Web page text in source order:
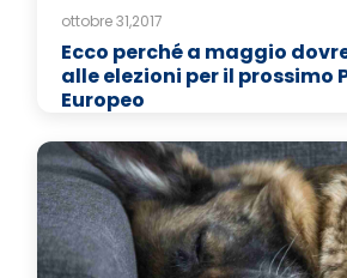
ottobre 31,2017
Ecco perché a maggio
alle elezioni per il prossimo
Europeo